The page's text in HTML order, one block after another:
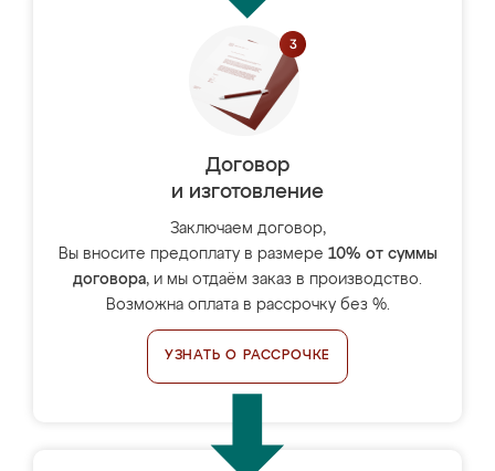
Договор
и изготовление
Заключаем договор,
Вы вносите предоплату в размере 10% от суммы
договора, и мы отдаём заказ в производство.
Возможна оплата в рассрочку без %.
УЗНАТЬ О РАССРОЧКЕ